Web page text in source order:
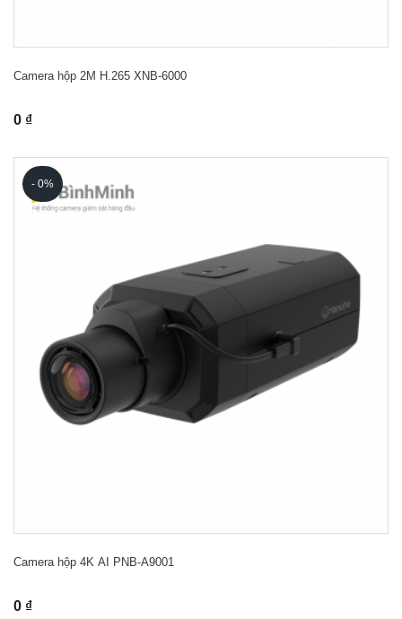
Camera hộp 2M H.265 XNB-6000
0 ₫
- 0%
Camera hộp 4K AI PNB-A9001
0 ₫